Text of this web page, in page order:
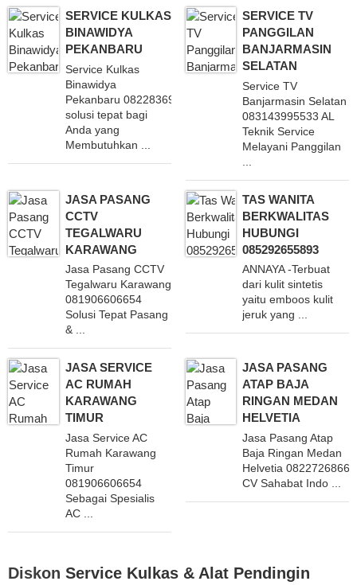
SERVICE KULKAS
BINAWIDYA
PEKANBARU
Service Kulkas
Binawidya
Pekanbaru 082283695660 adalah
solusi tepat bagi
Anda yang
Membutuhkan ...
SERVICE TV
PANGGILAN
BANJARMASIN
SELATAN
Service TV
Banjarmasin Selatan
083143995533 AL
Teknik Service
Melayani Panggilan
JASA PASANG
CCTV
TEGALWARU
KARAWANG
Jasa Pasang CCTV
Tegalwaru Karawang
081906606654
Solusi Tepat Pasang
& ...
TAS WANITA
BERKWALITAS
HUBUNGI
085292655893
ANNAYA -Terbuat
dari kulit sintetis
yaitu emboos kulit
jeruk yang ...
JASA SERVICE
AC RUMAH
KARAWANG
TIMUR
Jasa Service AC
Rumah Karawang
Timur
081906606654
Sebagai Spesialis
AC ...
JASA PASANG
ATAP BAJA
RINGAN MEDAN
HELVETIA
Jasa Pasang Atap
Baja Ringan Medan
Helvetia
CV Sahabat Indo ...
Diskon Service Kulkas & Alat Pendingin